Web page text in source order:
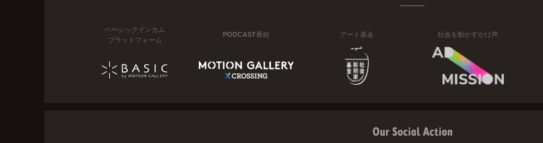
ベーシックインカム
プラットフォーム
PODCAST番組 アート基金 社会を動かすかけ声
Our Social Action